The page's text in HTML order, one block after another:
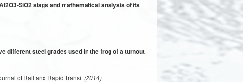
SiO2 slags and mathematical analysis of its
different steel grades used in the frog of a turnout
of Rail and Rapid Transit(2014)